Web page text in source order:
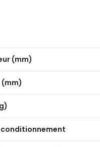
(mm)
conditionnement